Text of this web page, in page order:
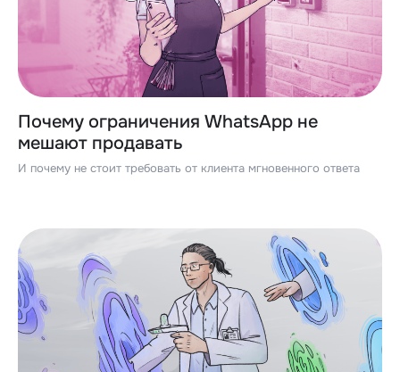
Почему ограничения WhatsApp не
мешают продавать
И почему не стоит требовать от клиента мгновенного ответа